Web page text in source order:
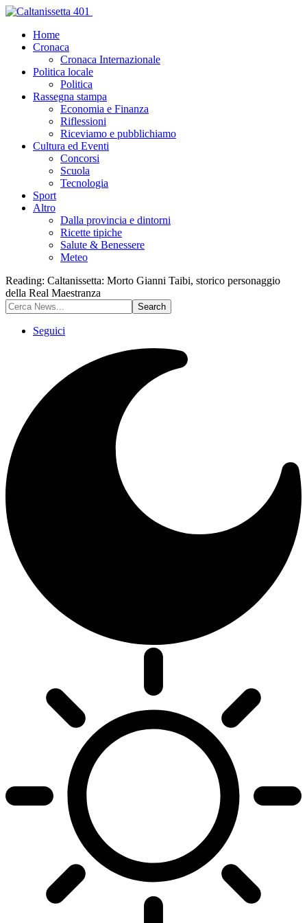
Home
Cronaca
Cronaca Internazionale
Politica locale
Politica
Rassegna stampa
Economia e Finanza
Riflessioni
Riceviamo e pubblichiamo
Cultura ed Eventi
Concorsi
Scuola
Tecnologia
Sport
Altro
Dalla provincia e dintorni
Ricette tipiche
Salute & Benessere
Meteo
Reading: Caltanissetta: Morto Gianni Taibi, storico personaggio
della Real Maestranza
Seguici